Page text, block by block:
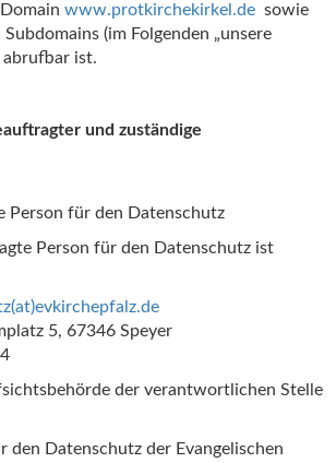
www.protkirchekirkel.de sowie
(im Folgenden „unsere
abrufbar ist.
und zuständige
Person für den Datenschutz
Person für den Datenschutz ist
evkirchepfalz.de
5, 67346 Speyer
der verantwortlichen Stelle
den Datenschutz der Evangelischen